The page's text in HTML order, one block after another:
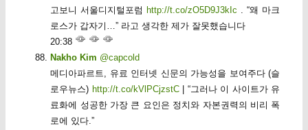
고보니 서울디지털포럼http://t.co/zO5D9J3kIc . “왜 마크
로스가 갑자기…” 라고 생각한 제가 잘못했습니다
20:38
Nakho Kim @capcold
메디아파르트, 유료 인터넷 신문의 가능성을 보여주다 (슬
로우뉴스) http://t.co/kVlPCjzstC| “그러나 이 사이트가 유
료화에 성공한 가장 큰 요인은 정치와 자본권력의 비리 폭
로에 있다.”